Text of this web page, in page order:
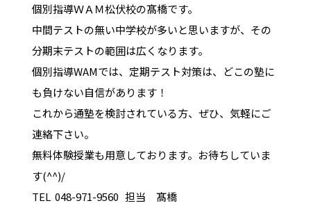
個別指導ＷＡＭ松伏校の髙橋です。
中間テストの無い中学校が多いと思いますが、その
分期末テストの範囲は広くなります。
個別指導WAMでは、定期テスト対策は、どこの塾に
も負けない自信があります！
これから通塾を検討されている方、ぜひ、気軽にご
連絡下さい。
無料体験授業も用意しております。お待ちしていま
す(^^)/
TEL 048-971-9560 担当 髙橋